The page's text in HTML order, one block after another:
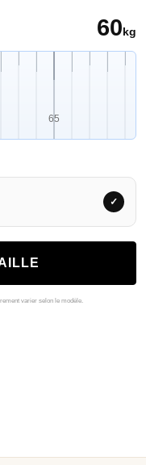
60kg
65
✓
varier selon le modèle.